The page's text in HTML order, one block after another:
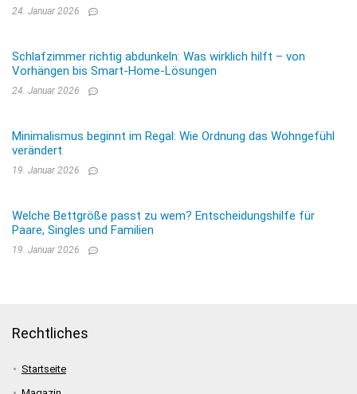
24. Januar 2026
Schlafzimmer richtig abdunkeln: Was wirklich hilft – von
Vorhängen bis Smart-Home-Lösungen
24. Januar 2026
Minimalismus beginnt im Regal: Wie Ordnung das Wohngefühl
verändert
19. Januar 2026
Welche Bettgröße passt zu wem? Entscheidungshilfe für
Paare, Singles und Familien
19. Januar 2026
Rechtliches
Startseite